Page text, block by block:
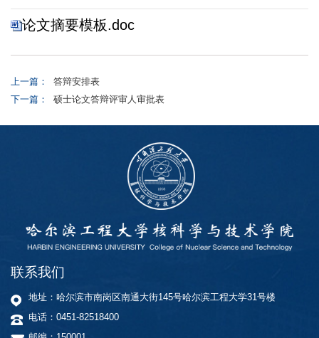
论文摘要模板.doc
上一篇：
答辩安排表
下一篇：
硕士论文答辩评审人审批表
联系我们
地址：哈尔滨市南岗区南通大街145号哈尔滨工程大学31号楼
电话：0451-82518400